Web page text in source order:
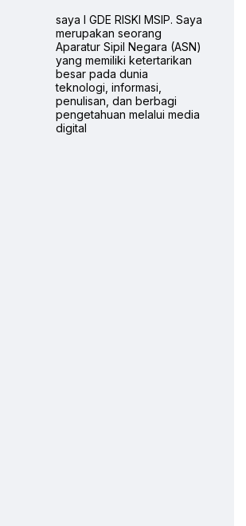
saya I GDE RISKI MSIP. Saya
merupakan seorang
Aparatur Sipil Negara (ASN)
yang memiliki ketertarikan
besar pada dunia
teknologi, informasi,
penulisan, dan berbagi
pengetahuan melalui media
digital